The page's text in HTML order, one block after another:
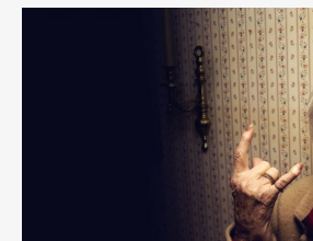
READ MORE